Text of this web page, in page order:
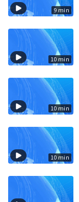
9 min
10 min
10 min
10 min